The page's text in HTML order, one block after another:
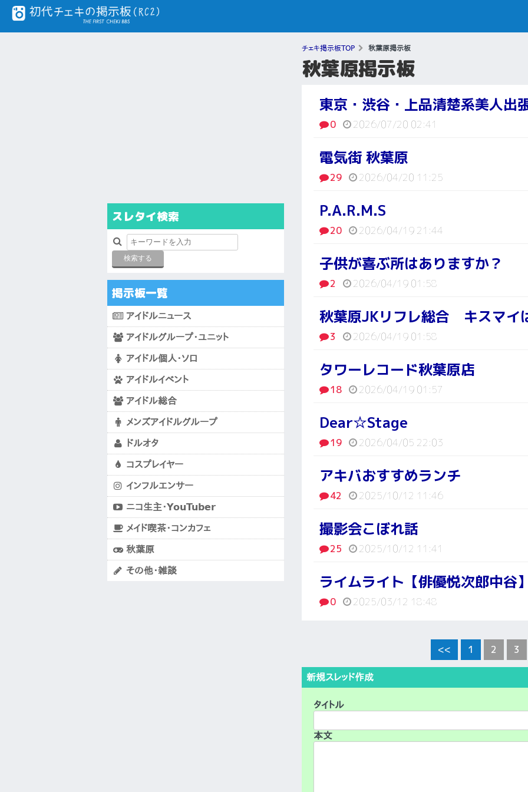
チェキ掲示板TOP 秋葉原掲示板
秋葉原掲示板
東京・渋谷・上品清楚系美人
0 2026/07/20 02:41
電気街 秋葉原
29 2026/04/20 11:25
P.A.R.M.S
20 2026/04/19 21:44
子供が喜ぶ所はありますか？
2 2026/04/19 01:58
秋葉原JKリフレ総合 キスマイ
3 2026/04/19 01:58
タワーレコード秋葉原店
18 2026/04/19 01:57
Dear☆Stage
19 2026/04/05 22:03
アキバおすすめランチ
42 2025/10/12 11:46
撮影会こぼれ話
25 2025/10/12 11:41
ライムライト【俳優悦次郎中谷
0 2025/03/12 18:48
<< 1 2 3
新規スレッド作成
タイトル
本文
スレタイ検索
掲示板一覧
アイドルニュース
アイドルグループ・ユニット
アイドル個人・ソロ
アイドルイベント
アイドル総合
メンズアイドルグループ
ドルオタ
コスプレイヤー
インフルエンサー
ニコ生主・YouTuber
メイド喫茶・コンカフェ
秋葉原
その他・雑談